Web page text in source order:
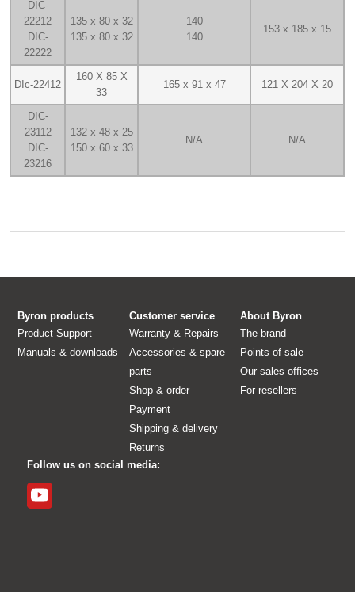
DIC-
22212
DIC-
22222
135 x 80 x 32
135 x 80 x 32
140
140
153 x 185 x 15
DIc-22412
160 X 85 X
33
165 x 91 x 47 121 X 204 X 20
DIC-
23112
DIC-
23216
132 x 48 x 25
150 x 60 x 33
N/A N/A
Byron products
Product Support
Manuals & downloads
Customer service
Warranty & Repairs
Accessories & spare
parts
Shop & order
Payment
Shipping & delivery
Returns
About Byron
The brand
Points of sale
Our sales offices
For resellers
Follow us on social media: